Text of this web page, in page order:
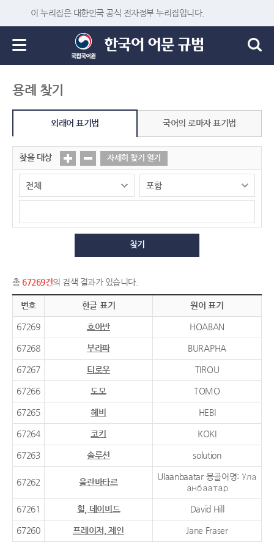
이 누리집은 대한민국 공식 전자정부 누리집입니다.
용례 찾기
외래어 표기법 국어의 로마자 표기법
찾을 대상 자세히 찾기 열기
찾기
총 67269건의 검색 결과가 있습니다.
번호 한글 표기 원어 표기
67269 호아반 HOABAN
67268 부라파 BURAPHA
67267 티로우 TIROU
67266 도모 TOMO
67265 헤비 HEBI
67264 코키 KOKI
67263 솔루션 solution
67262 울란바타르
Ulaanbaatar 몽골어명: Ула
анбаатар
67261 힐, 데이비드 David Hill
67260 프레이저, 제인 Jane Fraser